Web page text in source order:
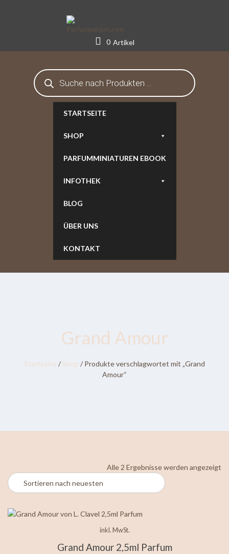
0 Artikel
STARTSEITE
SHOP
PARFUMMINIATUREN EBOOK
INFOTHEK
BLOG
ÜBER UNS
KONTAKT
Products
search
Grand Amour
Startseite / Shop / Produkte verschlagwortet mit „Grand
Amour“
Alle 2 Ergebnisse werden angezeigt
inkl. MwSt.
Grand Amour 2,5ml Parfum